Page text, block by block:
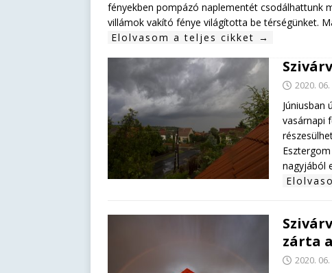
fényekben pompázó naplementét csodálhattunk
villámok vakító fénye világította be térségünket.
Elolvasom a teljes cikket →
2020. 06.
Júniusban
vasárnapi
nagyjából
zárta
2020. 06.